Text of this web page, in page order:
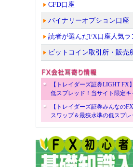
CFD口座
バイナリーオプション口座
読者が選んだFX口座人気ラ
ビットコイン取引所・販売
【トレイダーズ証券LIGHT FX
低スプレッド！当サイト限定キ
【トレイダーズ証券みんなの
スワップ＆最狭水準の低スプレ